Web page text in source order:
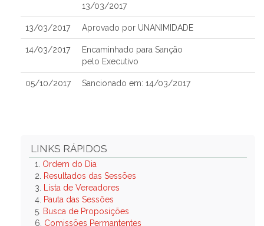
13/03/2017
13/03/2017 Aprovado por UNANIMIDADE
14/03/2017
Encaminhado para Sanção
pelo Executivo
05/10/2017 Sancionado em: 14/03/2017
LINKS RÁPIDOS
1. Ordem do Dia
2.
Resultados das Sessões
3.
Lista de Vereadores
4. Pauta das Sessões
5. Busca de Proposições
6. Comissões Permantentes